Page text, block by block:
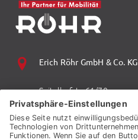
Erich Röhr GmbH & Co. KG
Spitalhofstr. 61/70
94032 Passau
+49 (0) 851 70 06 0